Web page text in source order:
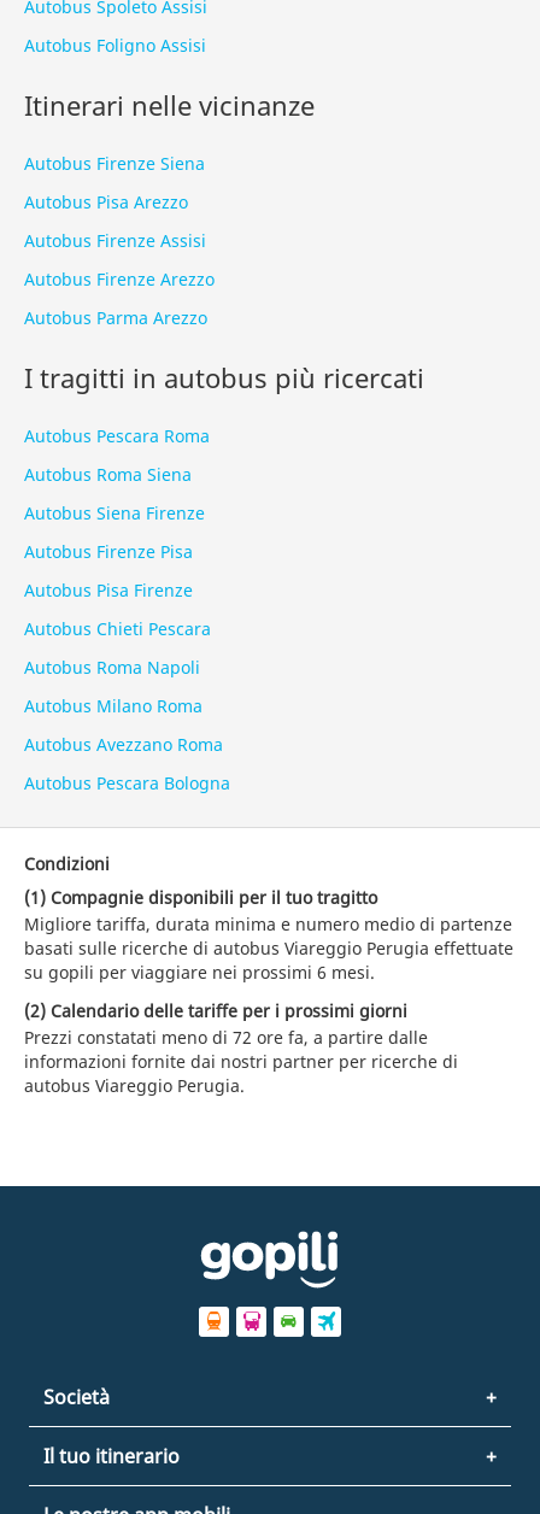
Autobus Spoleto Assisi
Autobus Foligno Assisi
Itinerari nelle vicinanze
Autobus Firenze Siena
Autobus Pisa Arezzo
Autobus Firenze Assisi
Autobus Firenze Arezzo
Autobus Parma Arezzo
I tragitti in autobus più ricercati
Autobus Pescara Roma
Autobus Roma Siena
Autobus Siena Firenze
Autobus Firenze Pisa
Autobus Pisa Firenze
Autobus Chieti Pescara
Autobus Roma Napoli
Autobus Milano Roma
Autobus Avezzano Roma
Autobus Pescara Bologna
Condizioni
(1) Compagnie disponibili per il tuo tragitto
Migliore tariffa, durata minima e numero medio di partenze
basati sulle ricerche di autobus Viareggio Perugia effettuate
su gopili per viaggiare nei prossimi 6 mesi.
(2) Calendario delle tariffe per i prossimi giorni
Prezzi constatati meno di 72 ore fa, a partire dalle
informazioni fornite dai nostri partner per ricerche di
autobus Viareggio Perugia.
Società
Il tuo itinerario